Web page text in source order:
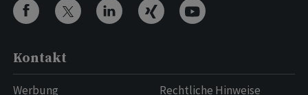
Kontakt
Werbung
Rechtliche Hinweise